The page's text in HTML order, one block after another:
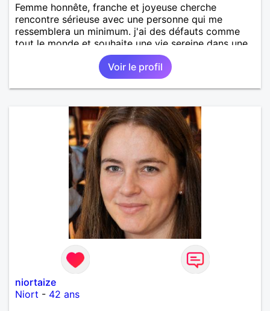
Femme honnête, franche et joyeuse cherche
rencontre sérieuse avec une personne qui me
ressemblera un minimum. j'ai des défauts comme
tout le monde et souhaite une vie sereine dans une
relation sur du long terme.
Voir le profil
niortaize
Niort - 42 ans